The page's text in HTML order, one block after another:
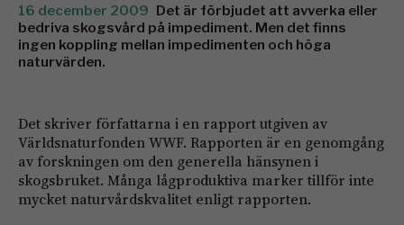
16 december 2009 Det är förbjudet att avverka eller
bedriva skogsvård på impediment. Men det finns
ingen koppling mellan impedimenten och höga
naturvärden.
Det skriver författarna i en rapport utgiven av
Världsnaturfonden WWF. Rapporten är en genomgång
av forskningen om den generella hänsynen i
skogsbruket. Många lågproduktiva marker tillför inte
mycket naturvårdskvalitet enligt rapporten.